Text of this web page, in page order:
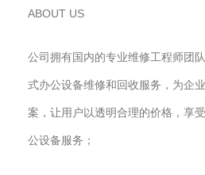
ABOUT US
公司拥有国内的专业维修工程师团
式办公设备维修和回收服务，为企
案，让用户以透明合理的价格，享
公设备服务；